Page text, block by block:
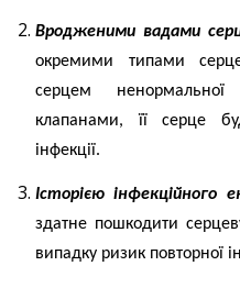
Вродженими вадами
окремими типами
серцем
клапанами, її серце
інфекції.
Історієюінфекційного
здатне пошкодити
випадку ризик повторної